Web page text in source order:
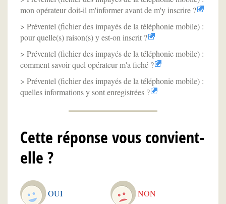
mon opérateur doit-il m'informer avant de m'y inscrire ?
Préventel (fichier des impayés de la téléphonie mobile) :
pour quelle(s) raison(s) y est-on inscrit ?
Préventel (fichier des impayés de la téléphonie mobile) :
comment savoir quel opérateur m'a fiché ?
Préventel (fichier des impayés de la téléphonie mobile) :
quelles informations y sont enregistrées ?
Cette réponse vous convient-
elle ?
OUI NON